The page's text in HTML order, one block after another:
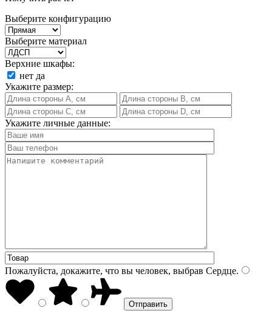
Выберите конфигурацию
Выберите материал
Верхние шкафы:
нет да
Укажите размер:
Укажите личные данные:
Пожалуйста, докажите, что вы человек, выбрав Сердце.